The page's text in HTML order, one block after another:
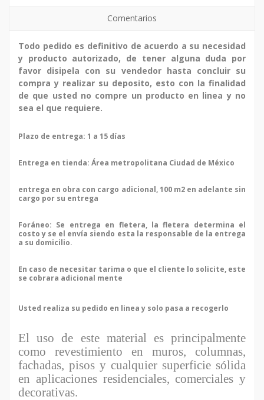
Comentarios
Todo pedido es definitivo de acuerdo a su necesidad
y producto autorizado, de tener alguna duda por
favor disipela con su vendedor hasta concluir su
compra y realizar su deposito, esto con la finalidad
de que usted no compre un producto en linea y no
sea el que requiere.
Plazo de entrega: 1 a 15 días
Entrega en tienda: Área metropolitana Ciudad de México
entrega en obra con cargo adicional, 100 m2 en adelante sin
cargo por su entrega
Foráneo: Se entrega en fletera, la fletera determina el
costo y se el envía siendo esta la responsable de la entrega
a su domicilio.
En caso de necesitar tarima o que el cliente lo solicite, este
se cobrara adicional mente
Usted realiza su pedido en linea y solo pasa a recogerlo
El uso de este material es principalmente
como revestimiento en muros, columnas,
fachadas, pisos y cualquier superficie sólida
en aplicaciones residenciales, comerciales y
decorativas.